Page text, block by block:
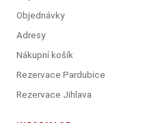
Objednávky
Adresy
Nákupní košík
Rezervace Pardubice
Rezervace Jihlava